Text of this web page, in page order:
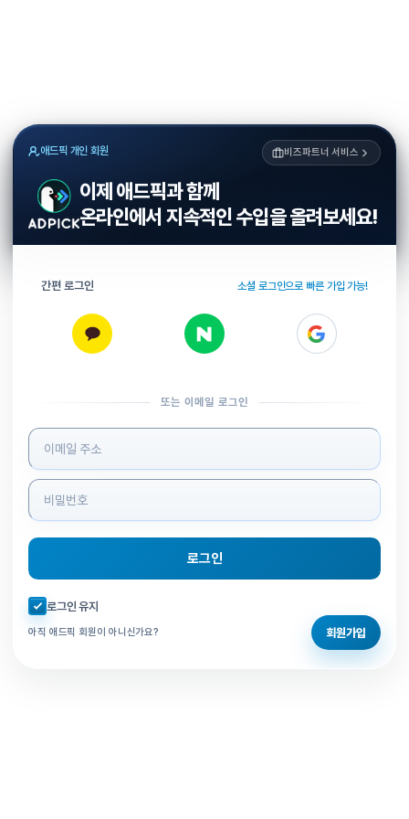
애드픽 개인 회원 비즈파트너 서비스
이제 애드픽과 함께
온라인에서 지속적인 수입을 올려보세요!
간편 로그인 소셜 로그인으로 빠른 가입 가능!
또는 이메일 로그인
로그인 정보 입력
로그인
자동로그인 체크
로그인 유지
아직 애드픽 회원이 아니신가요? 회원가입